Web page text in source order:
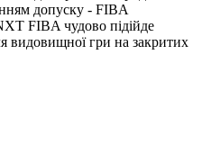
допуску - FIBA
FIBA чудово підійде
видовищної гри на закритих